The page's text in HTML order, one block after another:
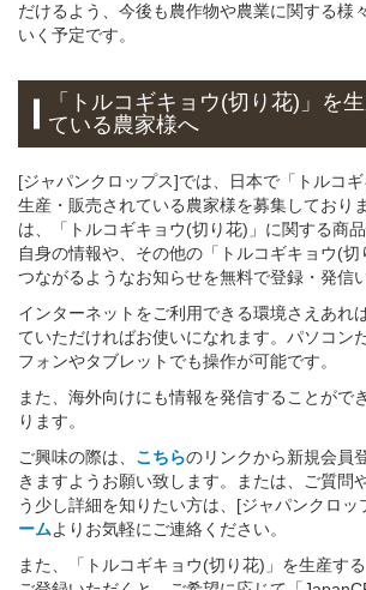
だけるよう、今後も農作物や農業に関する様
いく予定です。
「トルコギキョウ(切り花)」 を
ている農家様へ
[ジャパンクロップス]では、日本で「トルコ
生産・販売されている農家様を募集しており
は、「トルコギキョウ(切り花)」に関する商
自身の情報や、その他の「トルコギキョウ(
つながるようなお知らせを無料で登録・発信
インターネットをご利用できる環境さえあれ
ていただければお使いになれます。パソコン
フォンやタブレットでも操作が可能です。
また、海外向けにも情報を発信することがで
ります。
ご興味の際は、 こちらのリンクから新規会員
きますようお願い致します。または、ご質問
う少し詳細を知りたい方は、[ジャパンクロッ
ームよりお気軽にご連絡ください。
また、「トルコギキョウ(切り花)」を生産す